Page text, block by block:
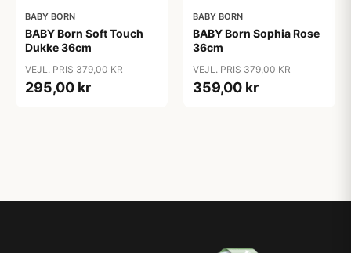
BABY BORN
BABY Born Soft Touch
Dukke 36cm
VEJL. PRIS 379,00 KR
295,00 kr
BABY BORN
BABY Born Sophia Rose
36cm
VEJL. PRIS 379,00 KR
359,00 kr